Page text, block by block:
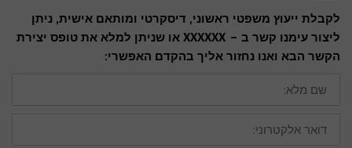
לקבלת ייעוץ משפטי ראשוני, דיסקרטי ומותאם אישית, ניתן
ליצור עימנו קשר ב – XXXXXX או שניתן למלא את טופס יצירת
הקשר הבא ואנו נחזור אליך בהקדם האפשרי:
מלא:
אלקטרוני: